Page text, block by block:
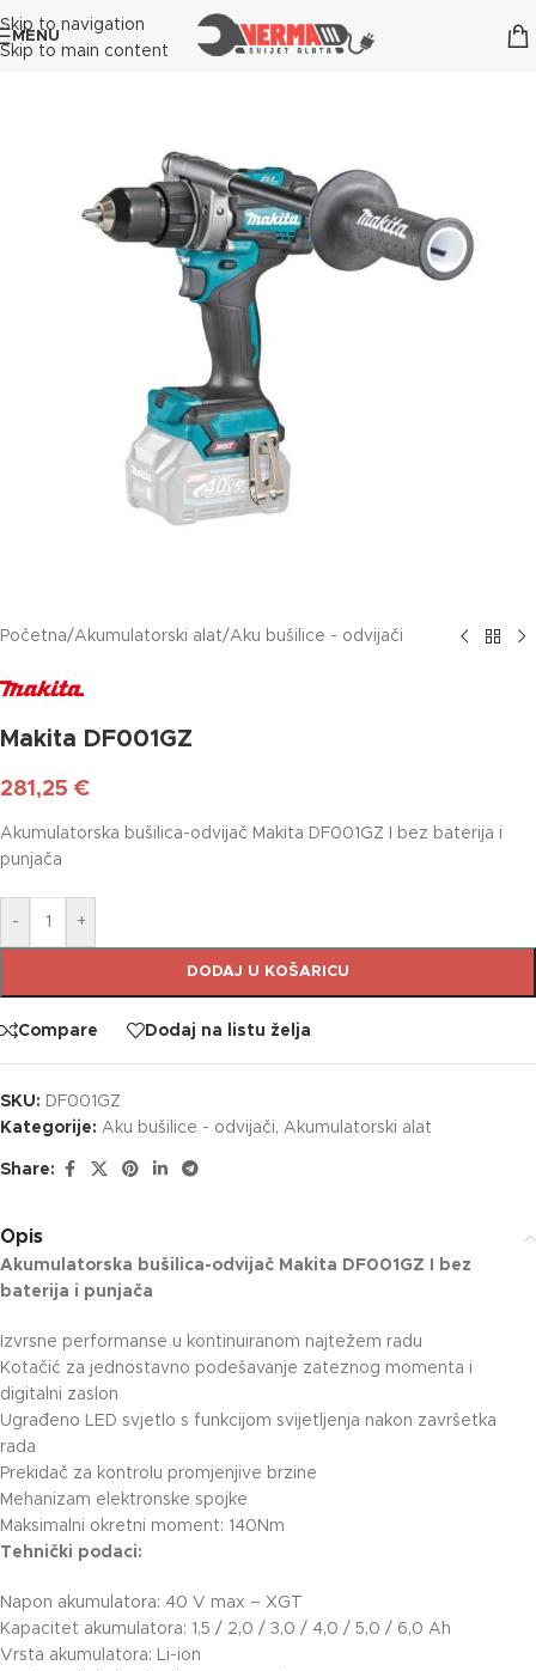
Skip to navigation
Skip to main content
MENU
Početna/Akumulatorski alat/Aku bušilice - odvijači
Makita DF001GZ
281,25 €
Akumulatorska bušilica-odvijač Makita DF001GZ I bez baterija i
punjača
- +
DODAJ U KOŠARICU
Compare Dodaj na listu želja
SKU: DF001GZ
Kategorije: Aku bušilice - odvijači, Akumulatorski alat
Share:
Opis
Akumulatorska bušilica-odvijač Makita DF001GZ I bez
baterija i punjača
Izvrsne performanse u kontinuiranom najtežem radu
Kotačić za jednostavno podešavanje zateznog momenta i
digitalni zaslon
Ugrađeno LED svjetlo s funkcijom svijetljenja nakon završetka
rada
Prekidač za kontrolu promjenjive brzine
Mehanizam elektronske spojke
Maksimalni okretni moment: 140Nm
Tehnički podaci:
Napon akumulatora: 40 V max – XGT
Kapacitet akumulatora: 1,5 / 2,0 / 3,0 / 4,0 / 5,0 / 6,0 Ah
Vrsta akumulatora: Li-ion